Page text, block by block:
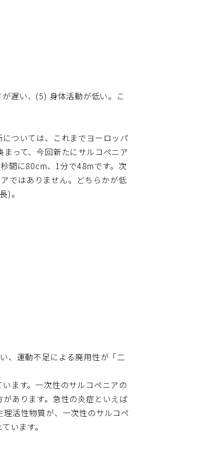
遅い、(5) 身体活動が低い。こ
ついては、これまでヨーロッパ
って、今回新たにサルコペニア
間に80cm、1分で48mです。次
ではありません。どちらかが低
)。
、運動不足による廃用性が「二
ます。一次性のサルコペニアの
あります。急性の炎症といえば
活性物質が、一次性のサルコペ
います。